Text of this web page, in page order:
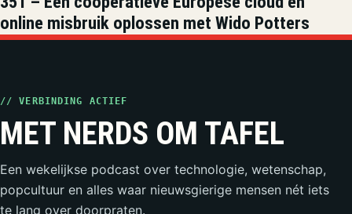
online misbruik oplossen met Wido Potters
// VERBINDING ACTIEF
MET NERDS OM TAFEL
Een wekelijkse podcast over technologie, wetenschap,
popcultuur en alles waar nieuwsgierige mensen nét iets
te lang over doorpraten.